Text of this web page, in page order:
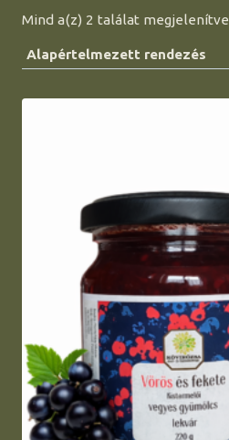
Mind a(z) 2 találat megjelenítve